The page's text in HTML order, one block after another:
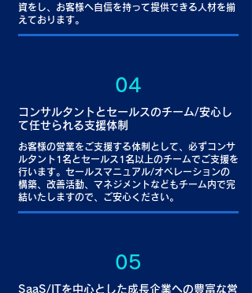
資をし、お客様へ自信を持って提供できる人材を揃
えております。
04
コンサルタントとセールスのチーム/安心し
て任せられる支援体制
お客様の営業をご支援する体制として、必ずコンサ
ルタント1名とセールス1名以上のチームでご支援を
行います。セールスマニュアル/オペレーションの
構築、改善活動、マネジメントなどもチーム内で完
結いたしますので、ご安心ください。
05
SaaS/ITを中心とした成長企業への豊富な営